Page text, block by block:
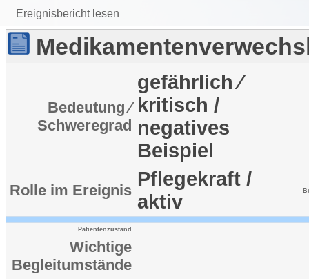
Ereignisbericht lesen
Bedeutung ⁄
Schweregrad
gefährlich ⁄
kritisch /
negatives
Beispiel
Rolle im Ereignis
Pflegekraft /
aktiv
Patientenzustand
Wichtige
Begleitumstände